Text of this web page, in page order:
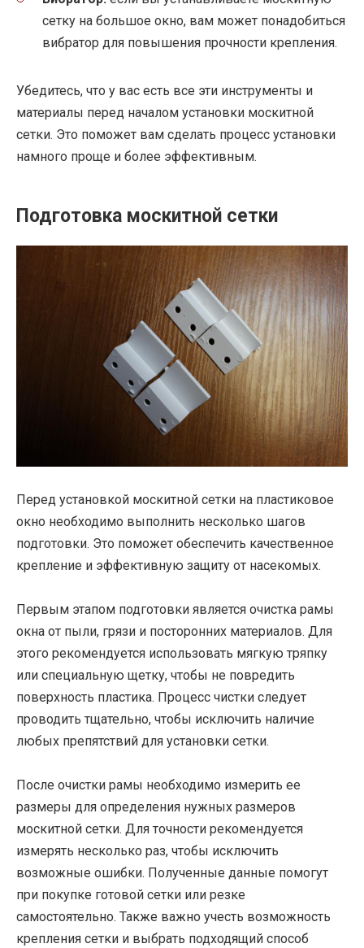
сетку на большое окно, вам может понадобиться
вибратор для повышения прочности крепления.
Убедитесь, что у вас есть все эти инструменты и
материалы перед началом установки москитной
сетки. Это поможет вам сделать процесс установки
намного проще и более эффективным.
Подготовка москитной сетки
Перед установкой москитной сетки на пластиковое
окно необходимо выполнить несколько шагов
подготовки. Это поможет обеспечить качественное
крепление и эффективную защиту от насекомых.
Первым этапом подготовки является очистка рамы
окна от пыли, грязи и посторонних материалов. Для
этого рекомендуется использовать мягкую тряпку
или специальную щетку, чтобы не повредить
поверхность пластика. Процесс чистки следует
проводить тщательно, чтобы исключить наличие
любых препятствий для установки сетки.
После очистки рамы необходимо измерить ее
размеры для определения нужных размеров
москитной сетки. Для точности рекомендуется
измерять несколько раз, чтобы исключить
возможные ошибки. Полученные данные помогут
при покупке готовой сетки или резке
самостоятельно. Также важно учесть возможность
крепления сетки и выбрать подходящий способ